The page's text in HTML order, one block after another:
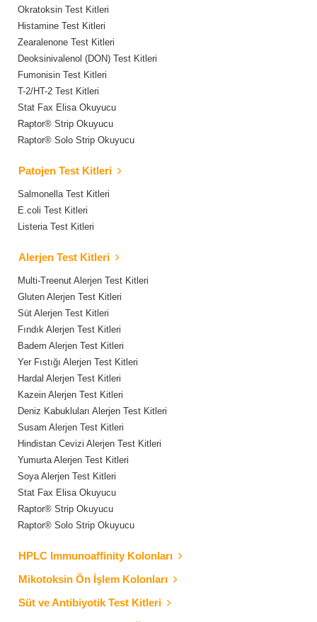
Okratoksin Test Kitleri
Histamine Test Kitleri
Zearalenone Test Kitleri
Deoksinivalenol (DON) Test Kitleri
Fumonisin Test Kitleri
T-2/HT-2 Test Kitleri
Stat Fax Elisa Okuyucu
Raptor® Strip Okuyucu
Raptor® Solo Strip Okuyucu
Patojen Test Kitleri
Salmonella Test Kitleri
E.coli Test Kitleri
Listeria Test Kitleri
Alerjen Test Kitleri
Multi-Treenut Alerjen Test Kitleri
Gluten Alerjen Test Kitleri
Süt Alerjen Test Kitleri
Fındık Alerjen Test Kitleri
Badem Alerjen Test Kitleri
Yer Fıstığı Alerjen Test Kitleri
Hardal Alerjen Test Kitleri
Kazein Alerjen Test Kitleri
Deniz Kabukluları Alerjen Test Kitleri
Susam Alerjen Test Kitleri
Hindistan Cevizi Alerjen Test Kitleri
Yumurta Alerjen Test Kitleri
Soya Alerjen Test Kitleri
Stat Fax Elisa Okuyucu
Raptor® Strip Okuyucu
Raptor® Solo Strip Okuyucu
HPLC Immunoaffinity Kolonları
Mikotoksin Ön İşlem Kolonları
Süt ve Antibiyotik Test Kitleri